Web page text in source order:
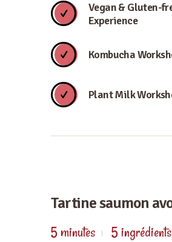
Vegan & Gluten-
Experience
Kombucha
Plant Milk
Tartine saumon
5 minutes 5 ingrédients